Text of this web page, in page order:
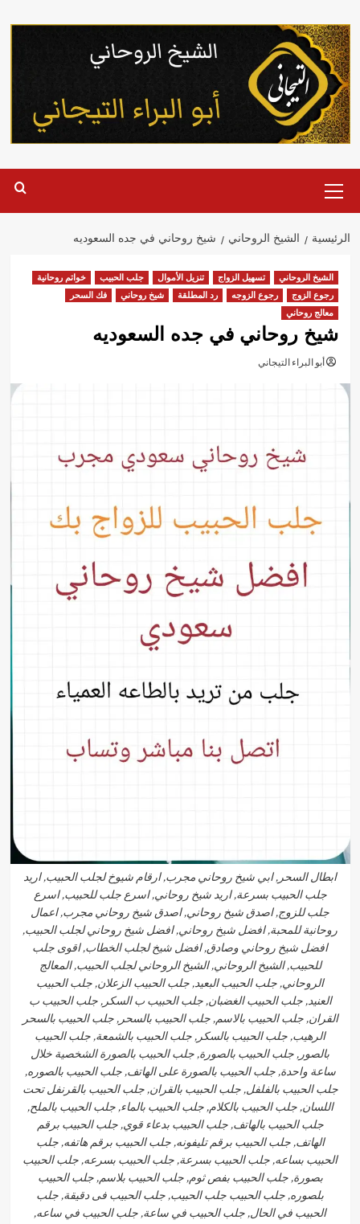
إلى
المحتوى
الرئيسية
الرئيسية الشيخ الروحاني شيخ روحاني في جده السعوديه
الشيخ الروحاني تسهيل الزواج تنزيل الأموال جلب الحبيب
خواتم روحانية
رجوع الزوج
رجوع الزوجه رد المطلقة شيخ روحاني
فك السحر
معالج روحاني
شيخ روحاني في جده السعوديه
أبو البراء التيجاني
ابطال السحر, ابي شيخ روحاني مجرب, ارقام شيوخ لجلب الحبيب, اريد
جلب الحبيب بسرعة, اريد شيخ روحاني, اسرع جلب للحبيب, اسرع
جلب للزوج, اصدق شيخ روحاني, اصدق شيخ روحاني مجرب, اعمال
روحانية للمحبة, افضل شيخ روحاني, افضل شيخ روحاني لجلب الحبيب,
افضل شيخ روحاني وصادق, افضل شيخ لجلب الخطاب, اقوى جلب
للحبيب, الشيخ الروحاني, الشيخ الروحاني لجلب الحبيب, المعالج
الروحاني, جلب الحبيب البعيد, جلب الحبيب الزعلان, جلب الحبيب
العنيد, جلب الحبيب الغضبان, جلب الحبيب ب السكر, جلب الحبيب ب
القران, جلب الحبيب بالاسم, جلب الحبيب بالسحر, جلب الحبيب بالسحر
الرهيب, جلب الحبيب بالسكر, جلب الحبيب بالشمعة, جلب الحبيب
بالصور, جلب الحبيب بالصورة, جلب الحبيب بالصورة الشخصية خلال
ساعة واحدة, جلب الحبيب بالصورة على الهاتف, جلب الحبيب بالصوره,
جلب الحبيب بالفلفل, جلب الحبيب بالقران, جلب الحبيب بالقرنفل تحت
اللسان, جلب الحبيب بالكلام, جلب الحبيب بالماء, جلب الحبيب بالملح,
جلب الحبيب بالهاتف, جلب الحبيب بدعاء قوي, جلب الحبيب برقم
الهاتف, جلب الحبيب برقم تليفونه, جلب الحبيب برقم هاتفه, جلب
الحبيب بساعه, جلب الحبيب بسرعة, جلب الحبيب بسرعه, جلب الحبيب
بصورة, جلب الحبيب بفص ثوم, جلب الحبيب بلاسم, جلب الحبيب
بلصوره, جلب الحبيب جلب الحبيب, جلب الحبيب فى دقيقة, جلب
الحبيب في الحال, جلب الحبيب في ساعة, جلب الحبيب في ساعه,